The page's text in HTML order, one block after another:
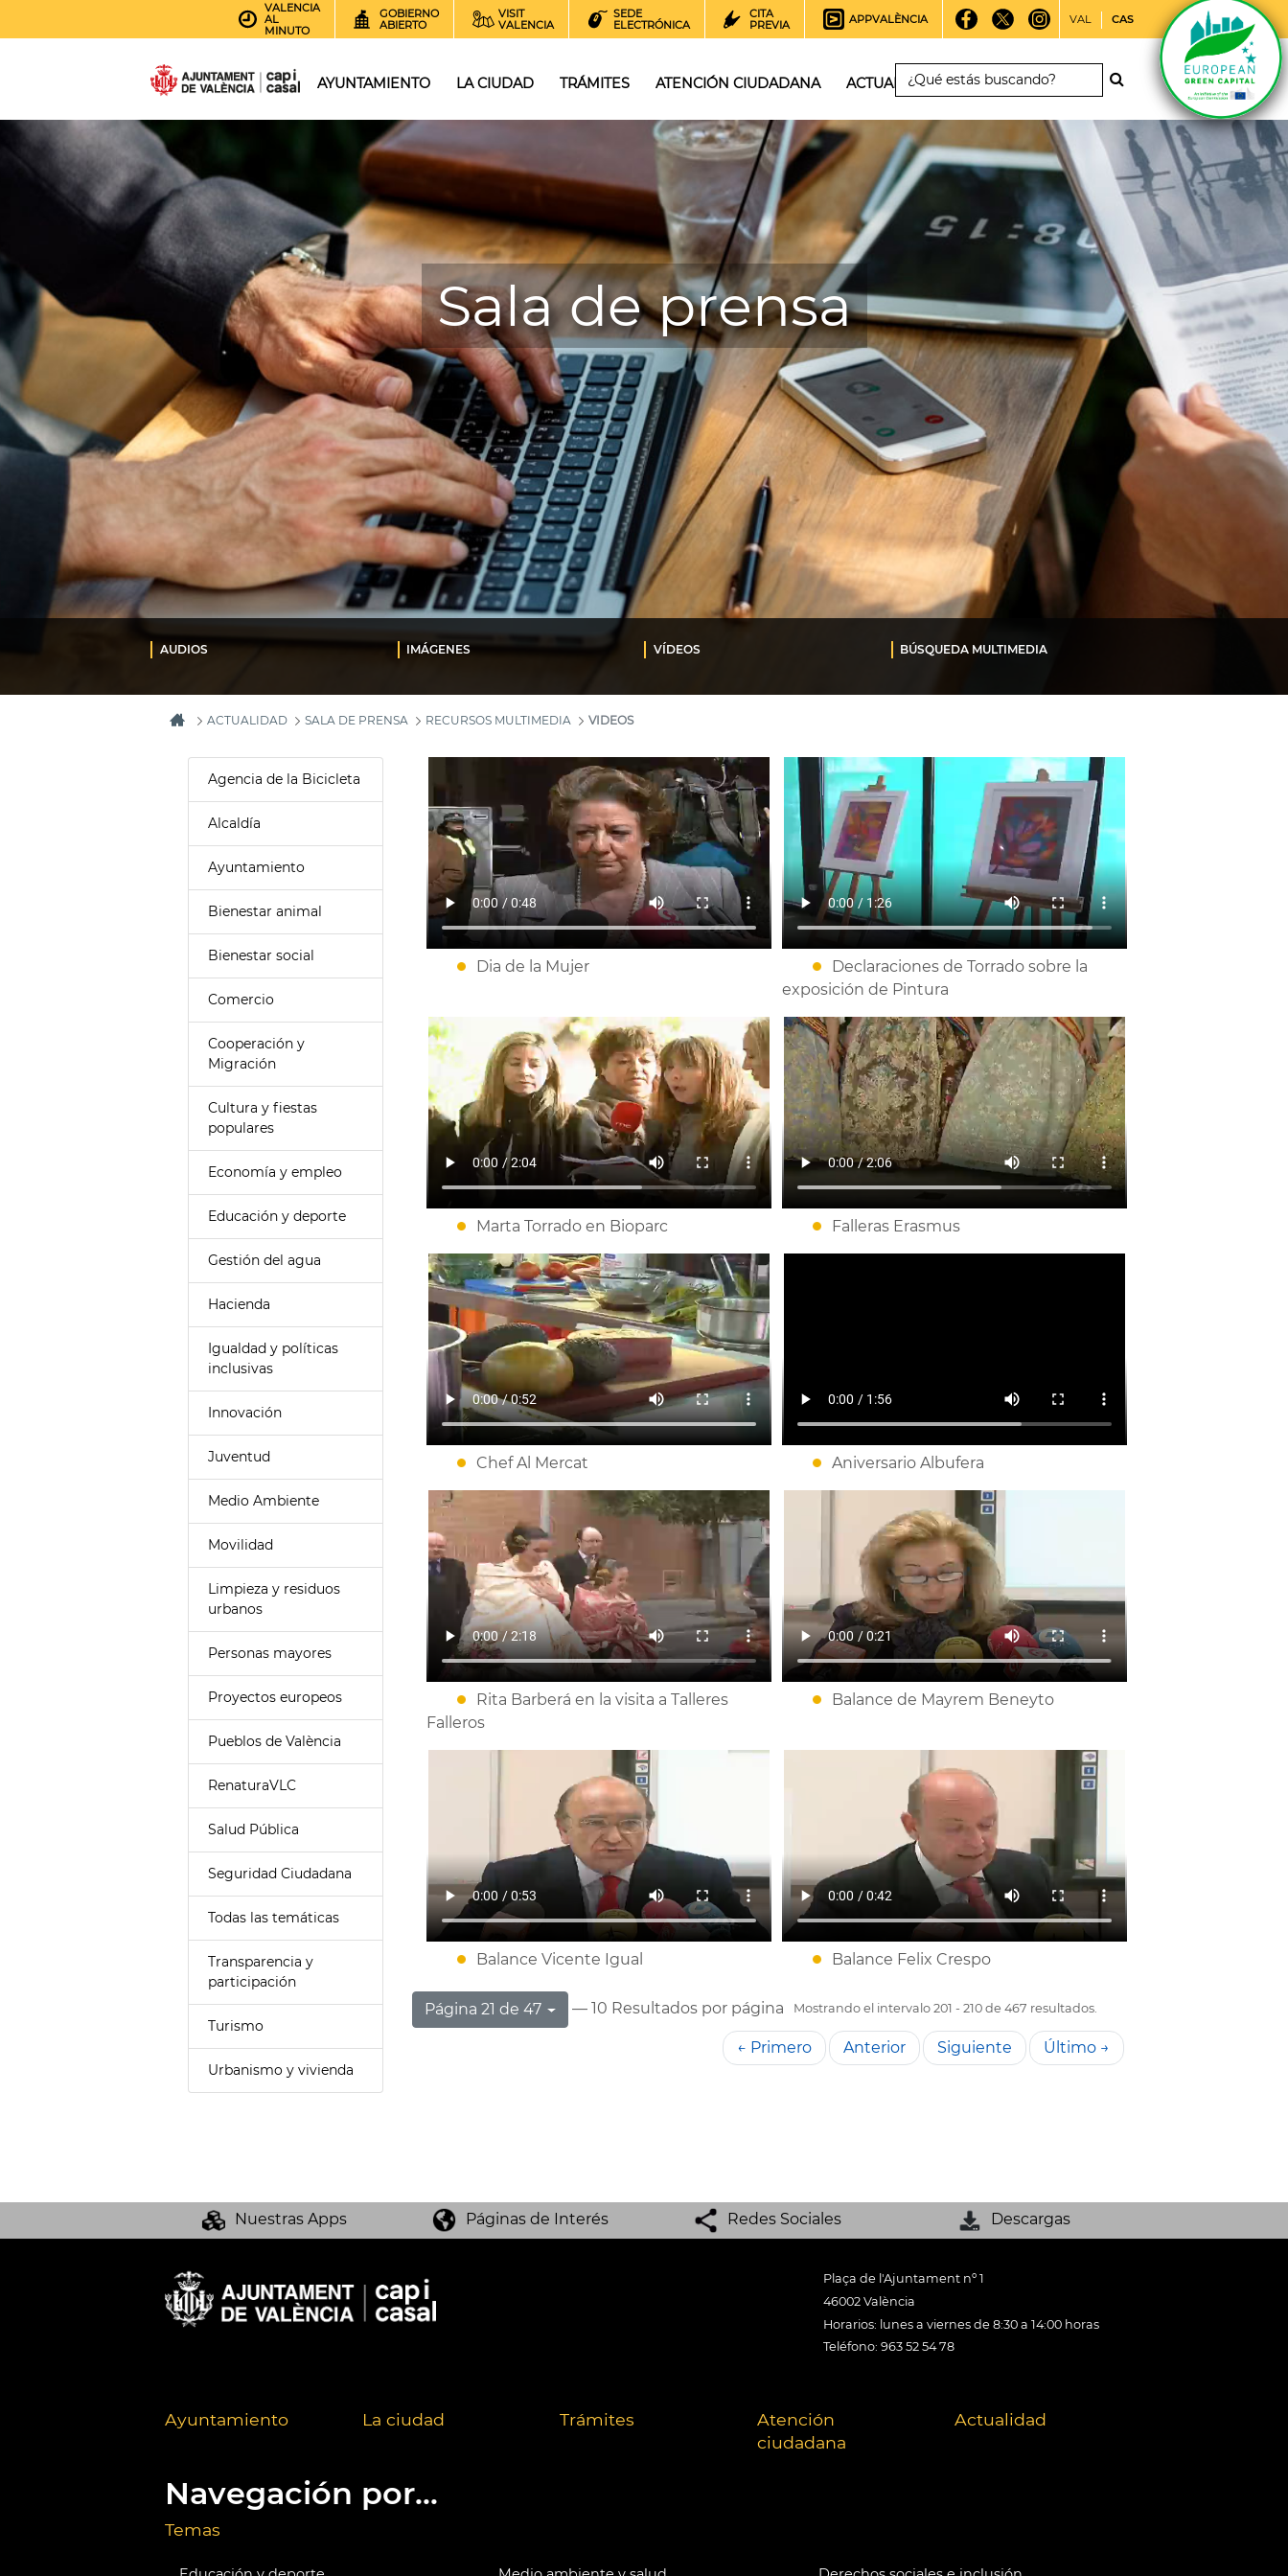
VALENCIA
AL
MINUTO
GOBIERNO
ABIERTO
VISIT
VALENCIA
SEDE
ELECTRÓNICA
CITA
PREVIA
APPVALÈNCIA VAL CAS
AYUNTAMIENTO LA CIUDAD TRÁMITES ATENCIÓN CIUDADANA ACTUALIDAD
Sala de prensa
AUDIOS IMÁGENES VÍDEOS BÚSQUEDA MULTIMEDIA
ACTUALIDAD SALA DE PRENSA RECURSOS MULTIMEDIA VIDEOS
Agencia de la Bicicleta
Alcaldía
Ayuntamiento
Bienestar animal
Bienestar social
Comercio
Cooperación y
Migración
Cultura y fiestas
populares
Economía y empleo
Educación y deporte
Gestión del agua
Hacienda
Igualdad y políticas
inclusivas
Innovación
Juventud
Medio Ambiente
Movilidad
Limpieza y residuos
urbanos
Personas mayores
Proyectos europeos
Pueblos de València
RenaturaVLC
Salud Pública
Seguridad Ciudadana
Todas las temáticas
Transparencia y
participación
Turismo
Urbanismo y vivienda
Dia de la Mujer
Declaraciones de Torrado sobre la
exposición de Pintura
Marta Torrado en Bioparc Falleras Erasmus
Chef Al Mercat Aniversario Albufera
Rita Barberá en la visita a Talleres
Falleros
Balance de Mayrem Beneyto
Balance Vicente Igual Balance Felix Crespo
Página 21 de 47 — 10 Resultados por página Mostrando el intervalo 201 - 210 de 467 resultados.
← Primero Anterior Siguiente Último →
Nuestras Apps Páginas de Interés Redes Sociales Descargas
Plaça de l'Ajuntament nº 1
46002 València
Horarios: lunes a viernes de 8:30 a 14:00 horas
Teléfono: 963 52 54 78
Ayuntamiento La ciudad Trámites
Atención
ciudadana
Actualidad
Navegación por...
Temas